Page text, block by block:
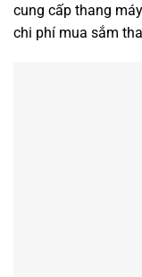
cung cấp thang
chi phí mua sắm